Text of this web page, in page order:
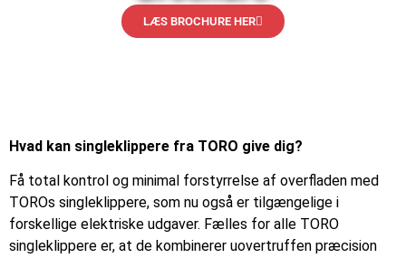
LÆS BROCHURE HER
Hvad kan singleklippere fra TORO give dig?
Få total kontrol og minimal forstyrrelse af overfladen med
TOROs singleklippere, som nu også er tilgængelige i
forskellige elektriske udgaver. Fælles for alle TORO
singleklippere er, at de kombinerer uovertruffen præcision